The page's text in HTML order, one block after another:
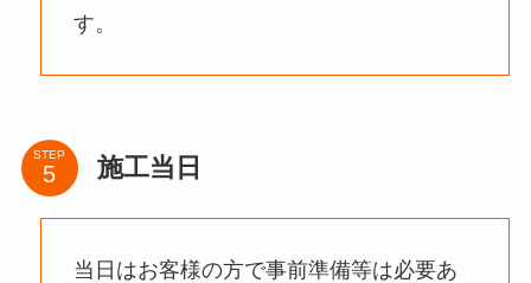
す。
STEP 施工当日
当日はお客様の方で事前準備等は必要あ